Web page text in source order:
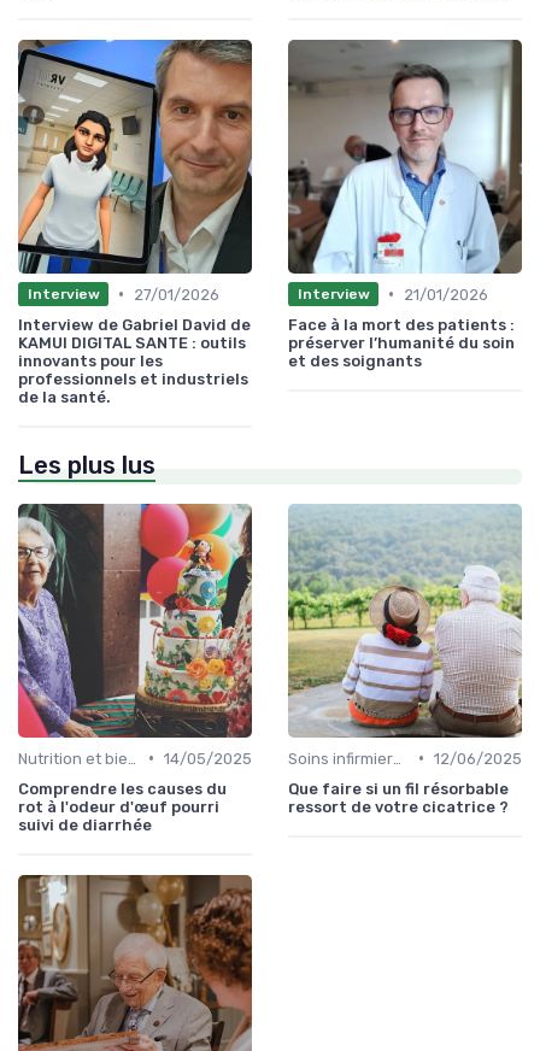
Interview •
27/01/2026
Interview de Gabriel David de
KAMUI DIGITAL SANTE : outils
innovants pour les
professionnels et industriels
de la santé.
Interview •
21/01/2026
Face à la mort des patients :
préserver l’humanité du soin
et des soignants
Les plus lus
• 14/05/2025
Comprendre les causes du
rot à l'odeur d'œuf pourri
suivi de diarrhée
• 12/06/2025
Que faire si un fil résorbable
ressort de votre cicatrice ?